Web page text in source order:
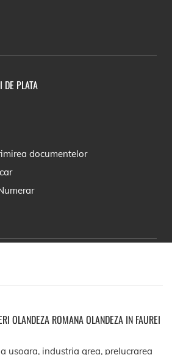
DE PLATA
documentelor
OLANDEZA ROMANA OLANDEZA IN FAUREI
usoara, industria grea, prelucrarea